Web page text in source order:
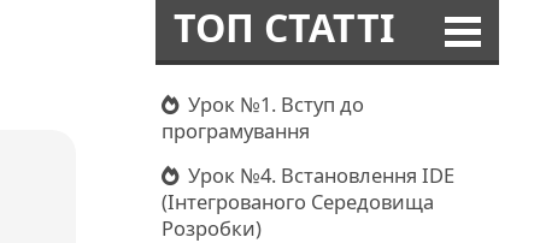
ТОП СТАТТІ
Урок №1. Вступ до
програмування
Урок №4. Встановлення IDE
(Інтегрованого Середовища
Розробки)